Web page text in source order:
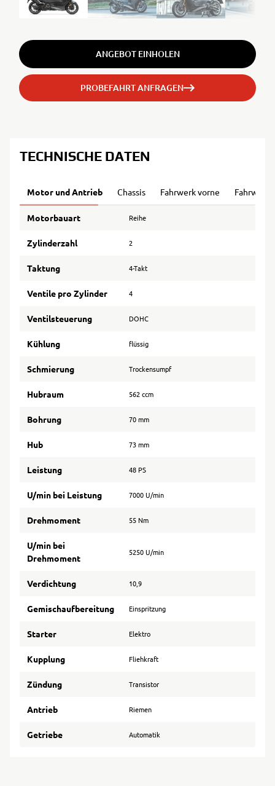
ANGEBOT EINHOLEN
PROBEFAHRT ANFRAGEN
TECHNISCHE DATEN
Motor und Antrieb Chassis Fahrwerk vorne Fahrwerk
Motorbauart Reihe
Zylinderzahl 2
Taktung 4-Takt
Ventile pro Zylinder 4
Ventilsteuerung DOHC
Kühlung flüssig
Schmierung Trockensumpf
Hubraum 562 ccm
Bohrung 70 mm
Hub 73 mm
Leistung 48 PS
U/min bei Leistung 7000 U/min
Drehmoment 55 Nm
U/min bei
Drehmoment
5250 U/min
Verdichtung 10,9
Gemischaufbereitung Einspritzung
Starter Elektro
Kupplung Fliehkraft
Zündung Transistor
Antrieb Riemen
Getriebe Automatik